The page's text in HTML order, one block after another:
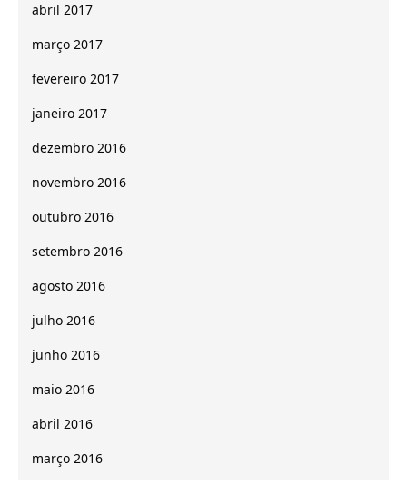
abril 2017
março 2017
fevereiro 2017
janeiro 2017
dezembro 2016
novembro 2016
outubro 2016
setembro 2016
agosto 2016
julho 2016
junho 2016
maio 2016
abril 2016
março 2016